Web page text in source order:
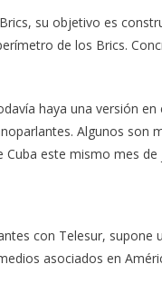
su objetivo es
de los Brics.
haya una versión
Algunos son
este mismo mes de
con Telesur, supone
asociados en